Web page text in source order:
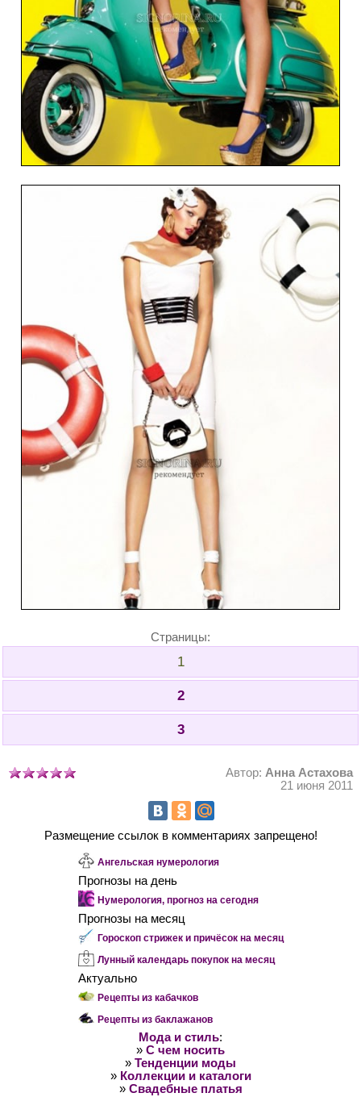
Страницы:
1
2
3
Автор: Анна Астахова
21 июня 2011
Размещение ссылок в комментариях запрещено!
Ангельская нумерология
Прогнозы на день
Нумерология, прогноз на сегодня
Прогнозы на месяц
Гороскоп стрижек и причёсок на месяц
Лунный календарь покупок на месяц
Актуально
Рецепты из кабачков
Рецепты из баклажанов
Мода и стиль:
» С чем носить
» Тенденции моды
» Коллекции и каталоги
» Свадебные платья